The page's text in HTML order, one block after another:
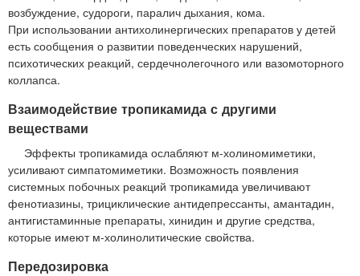
возбуждение, судороги, паралич дыхания, кома.
При использовании антихолинергических препаратов у детей
есть сообщения о развитии поведенческих нарушений,
психотических реакций, сердечнолегочного или вазомоторного
коллапса.
Взаимодействие тропикамида с другими
веществами
Эффекты тропикамида ослабляют м-холиномиметики,
усиливают симпатомиметики. Возможность появления
системных побочных реакций тропикамида увеличивают
фенотиазины, трициклические антидепрессанты, амантадин,
антигистаминные препараты, хинидин и другие средства,
которые имеют м-холинолитические свойства.
Передозировка